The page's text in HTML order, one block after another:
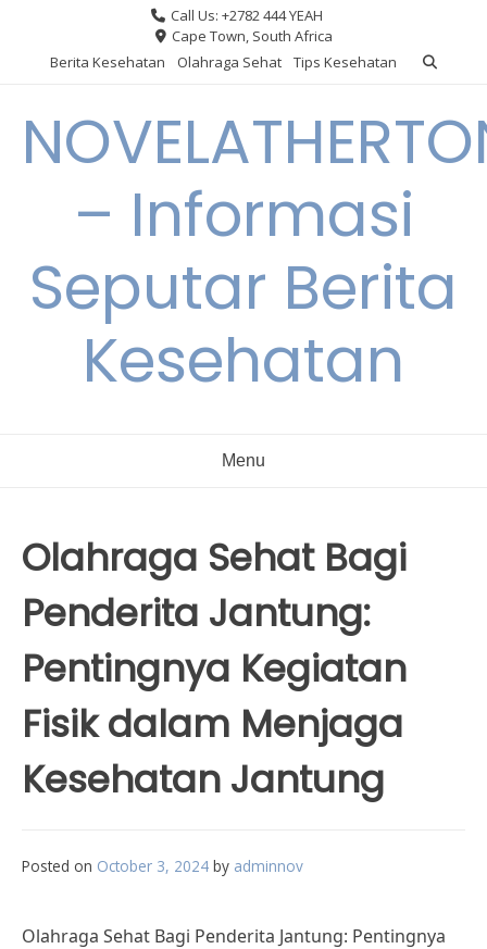
content
Call Us: +2782 444 YEAH
Cape Town, South Africa
Berita Kesehatan
Olahraga Sehat Tips Kesehatan
– Informasi
Seputar Berita
Kesehatan
Menu
Olahraga Sehat Bagi
Penderita Jantung:
Pentingnya Kegiatan
Fisik dalam Menjaga
Kesehatan Jantung
Posted on October 3, 2024 by adminnov
Olahraga Sehat Bagi Penderita Jantung: Pentingnya